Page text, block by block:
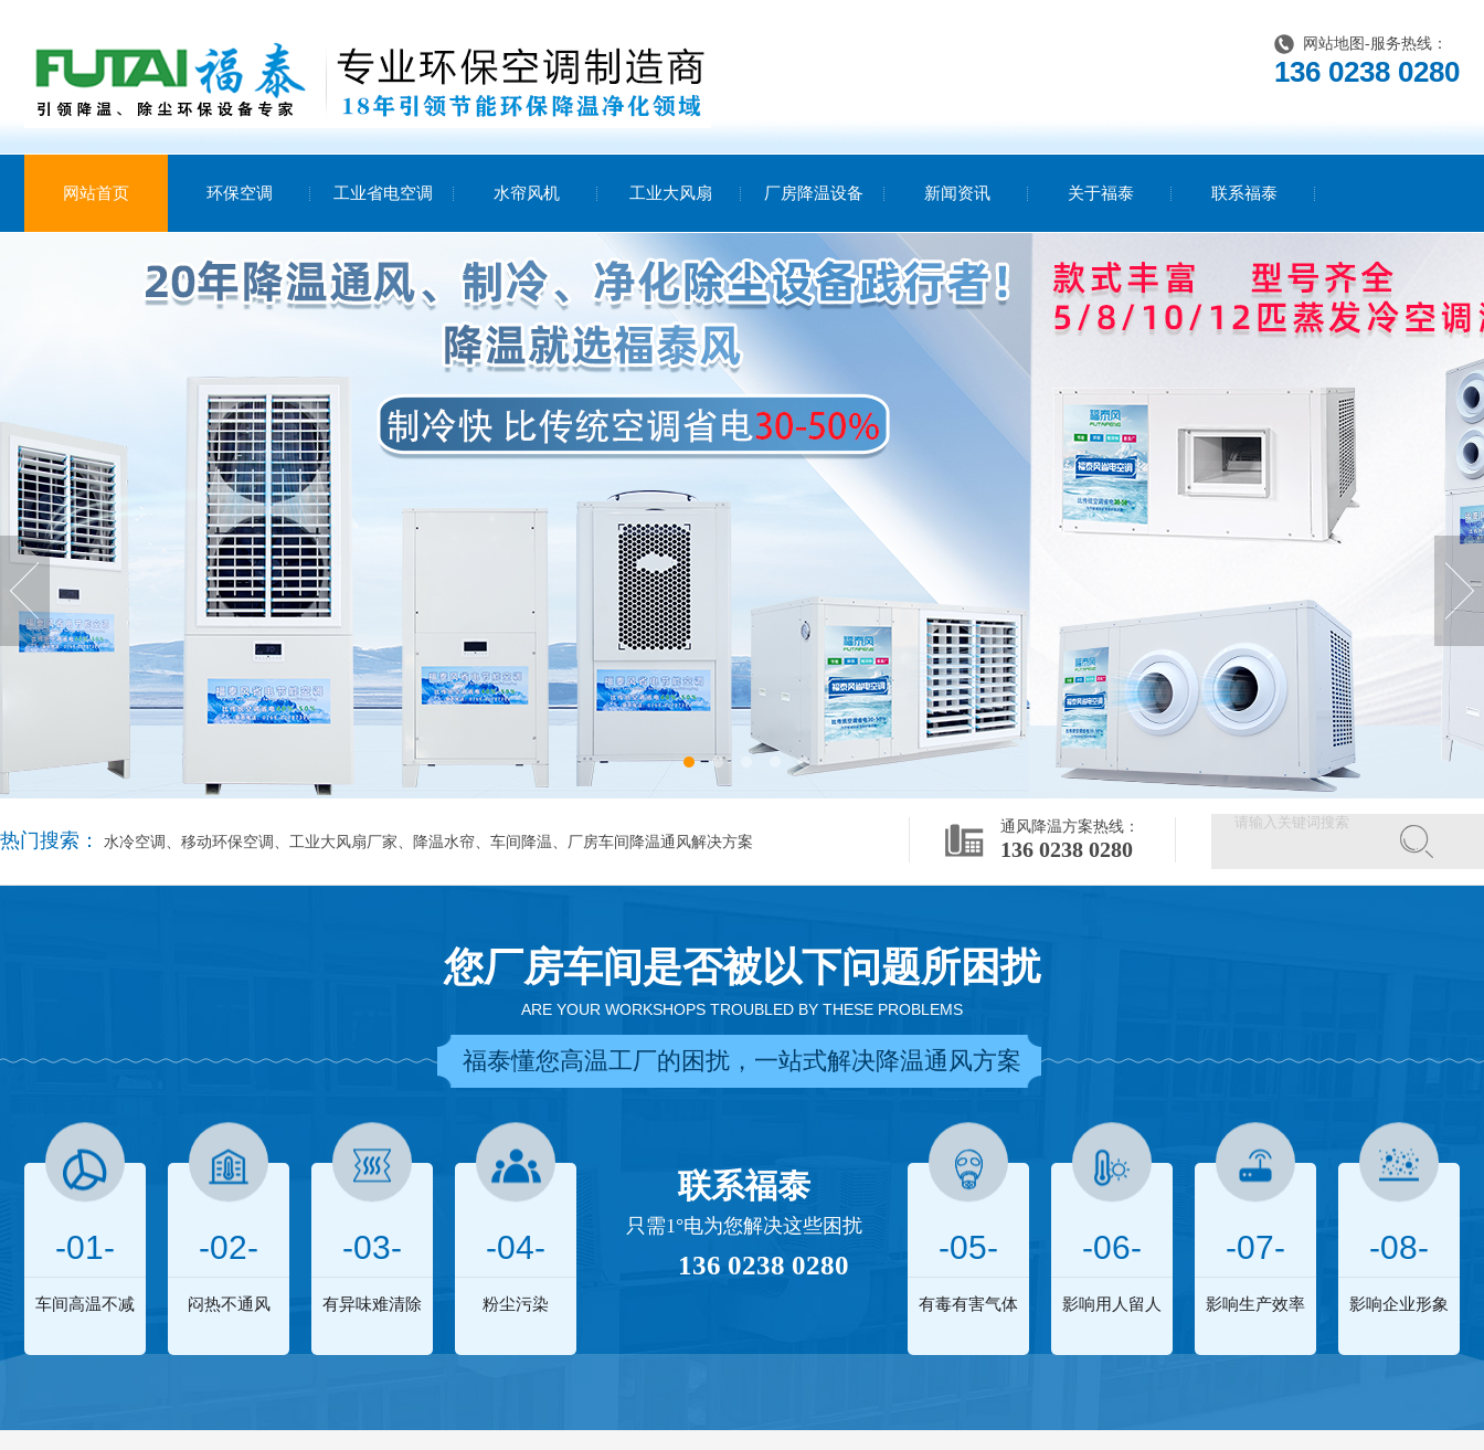
网站地图 -服务热线：
136 0238 0280
网站首页 环保空调 工业省电空调 水帘风机 工业大风扇 厂房降温设备 新闻资讯 关于福泰 联系福泰
热门搜索： 水冷空调、移动环保空调、工业大风扇厂家、降温水帘、车间降温、厂房车间降温通风解决方案
通风降温方案热线：
136 0238 0280
您厂房车间是否被以下问题所困扰
ARE YOUR WORKSHOPS TROUBLED BY THESE PROBLEMS
福泰懂您高温工厂的困扰，一站式解决降温通风方案
-01-
车间高温不减
-02-
闷热不通风
-03-
有异味难清除
-04-
粉尘污染
联系福泰
只需1°电为您解决这些困扰
136 0238 0280 -05-
有毒有害气体
-06-
影响用人留人
-07-
影响生产效率
-08-
影响企业形象